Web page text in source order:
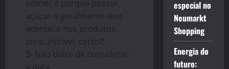
nomes é porque possui
açúcar e geralmente isso
acontece nos produtos
zero. Incrível, certo?!
3- Não deixe de considerar
especial no
Neumarkt
Shopping
Energia do
futuro: